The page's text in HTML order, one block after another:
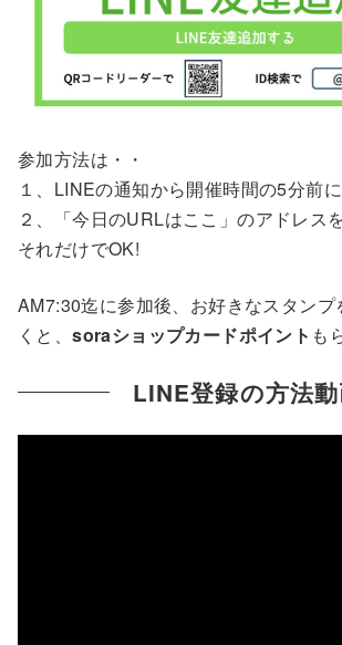
参加方法は・・
１、LINEの通知から開催時間の5分前
２、「今日のURLはここ」のアドレス
それだけでOK!
AM7:30迄に参加後、お好きなスタンプ
くと、soraショップカードポイント も
LINE登録の方法